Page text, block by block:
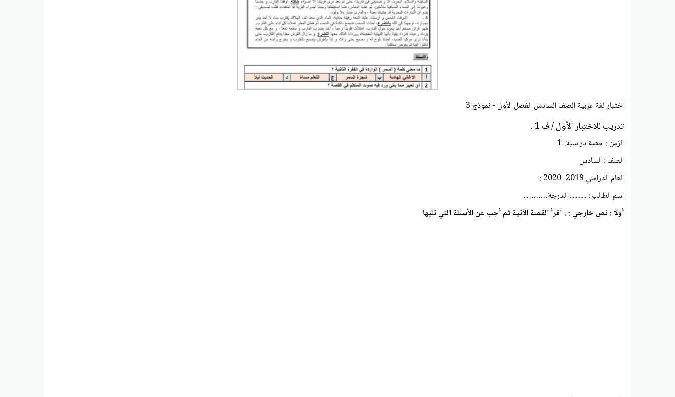
اختبار لغة عربية الصف السادس الفصل الأول - نموذج 3
تدريب للاختبار الأول / ف 1 .
الزمن : حصة دراسية. 1
الصف : السادس
العام الدراسي 2019 2020 :
اسم الطالب : ........... الدرجة………..
أولا : نص خارجي : . اقرأ القصة الآتية ثم أجب عن الأسئلة التي تليها